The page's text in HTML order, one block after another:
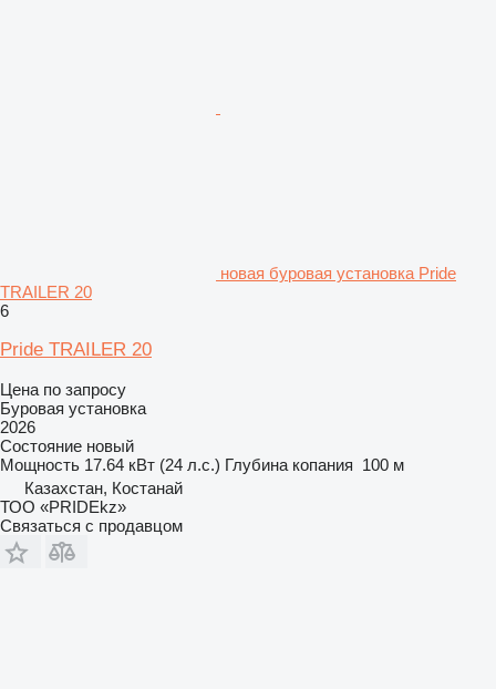
новая буровая установка Pride
TRAILER 20
6
Pride TRAILER 20
Цена по запросу
Буровая установка
2026
Состояние новый
Мощность 17.64 кВт (24 л.с.) Глубина копания 100 м
Казахстан, Костанай
ТОО «PRIDEkz»
Связаться с продавцом